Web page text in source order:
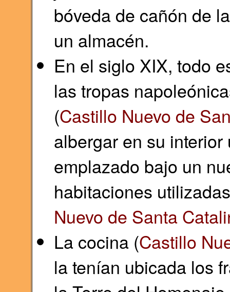
bóveda de cañón de
un almacén.
En el siglo XIX, todo
las tropas
(Castillo Nuevo de
albergar en su
emplazado bajo un
habitaciones
Nuevo de Santa
La cocina (Castillo
la tenían ubicada los